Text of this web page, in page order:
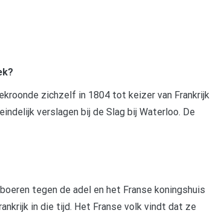
zichzelf in 1804 tot keizer van Frankrijk
verslagen bij de Slag bij Waterloo. De
tegen de adel en het Franse koningshuis
in die tijd. Het Franse volk vindt dat ze